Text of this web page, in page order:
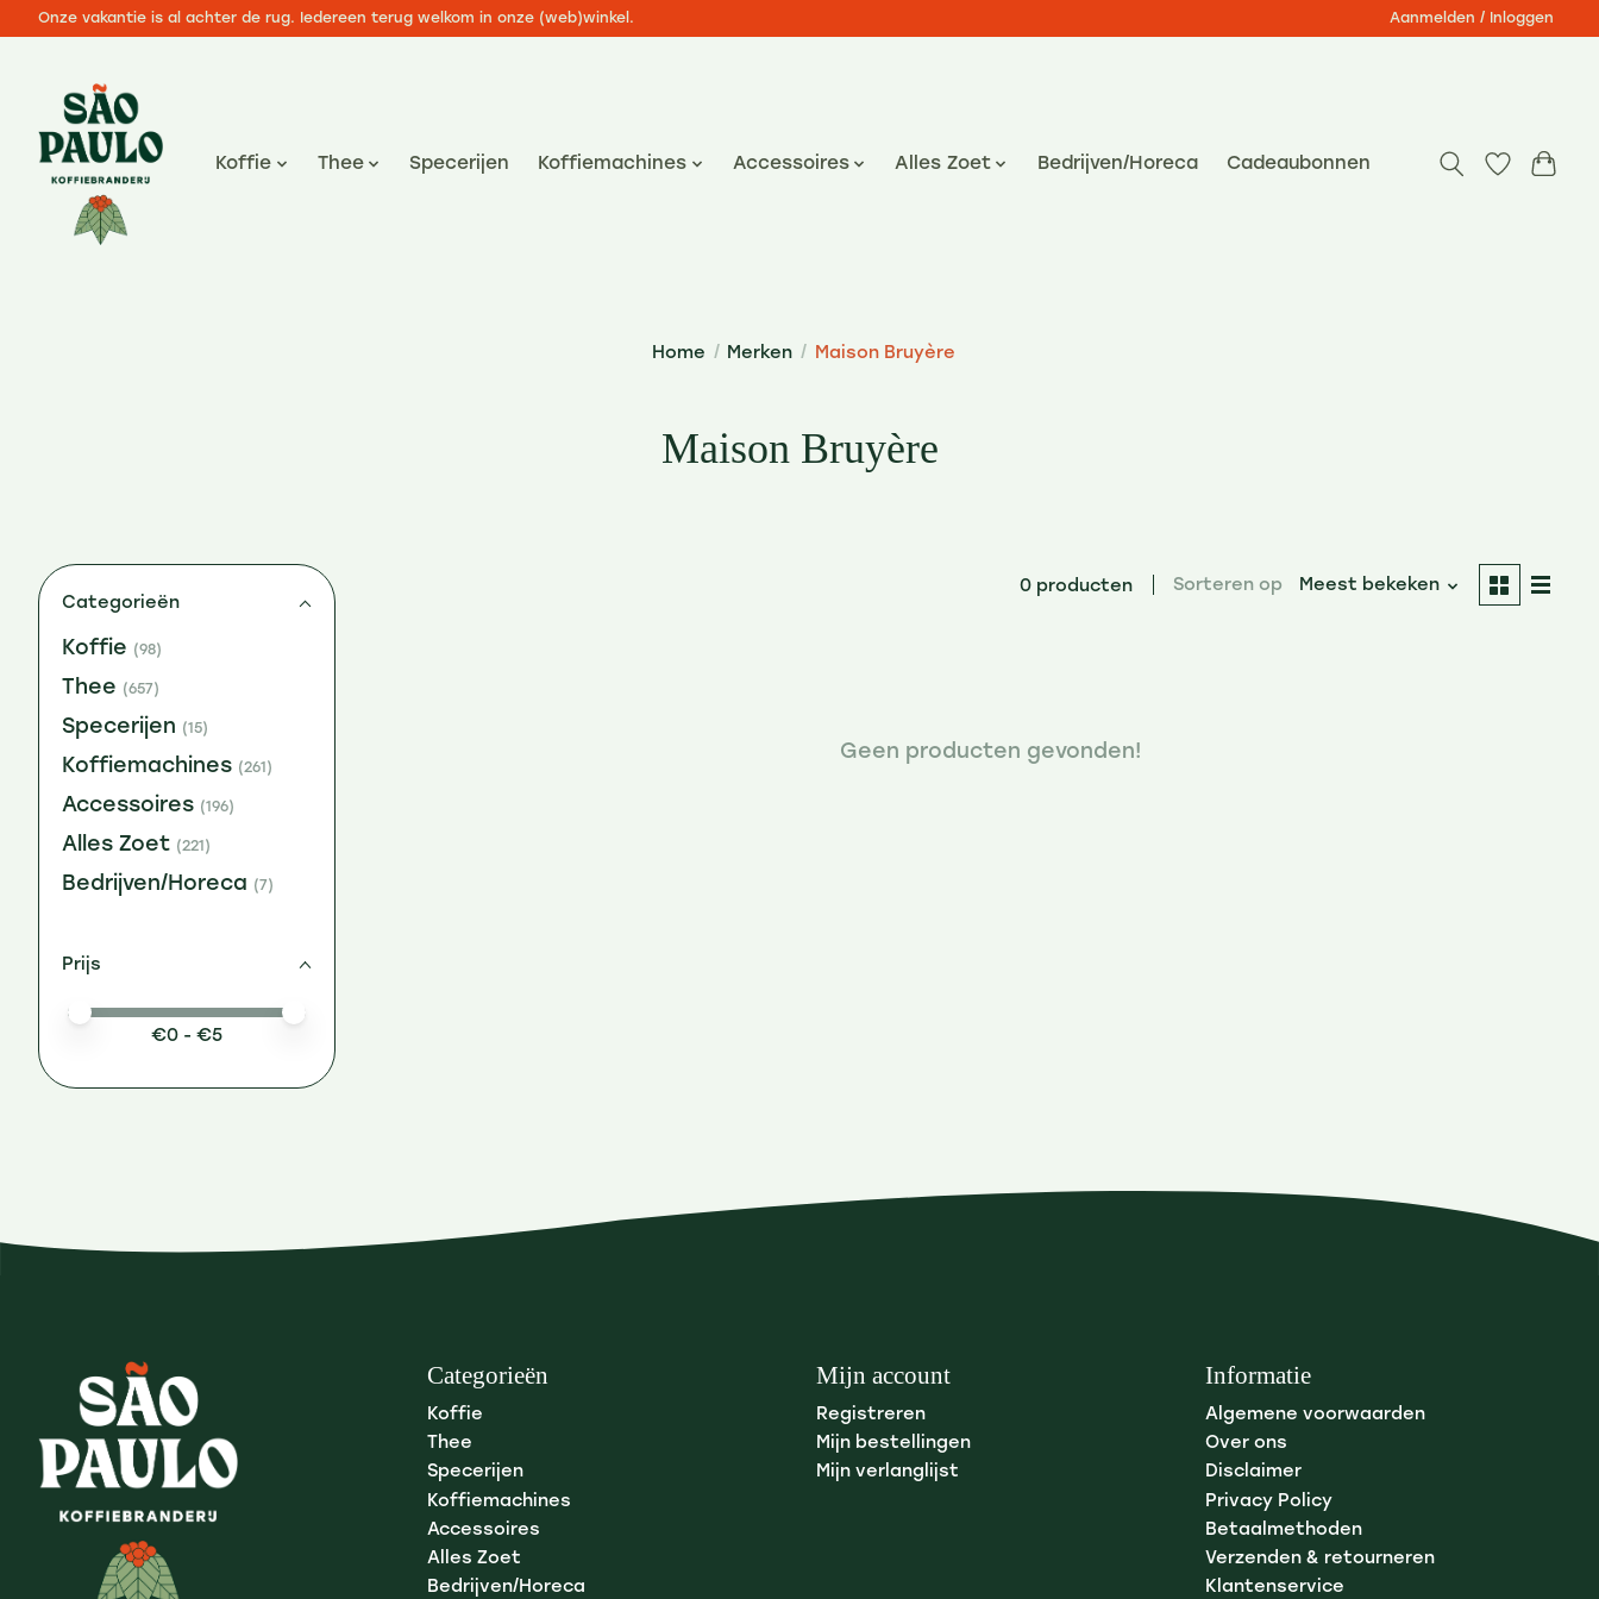
Onze vakantie is al achter de rug. Iedereen terug welkom in onze (web)winkel. Aanmelden / Inloggen
Koffie Thee Specerijen Koffiemachines Accessoires Alles Zoet Bedrijven/Horeca Cadeaubonnen
Home / Merken / Maison Bruyère
Maison Bruyère
Categorieën
Koffie (98)
Thee (657)
Specerijen (15)
Koffiemachines (261)
Accessoires (196)
Alles Zoet (221)
Bedrijven/Horeca (7)
Prijs
Minimale prijswaarde
Price maximum value
€0 - €5
0 producten Sorteren op Meest bekeken
Geen producten gevonden!
Categorieën
Koffie
Thee
Specerijen
Koffiemachines
Accessoires
Alles Zoet
Bedrijven/Horeca
Mijn account
Registreren
Mijn bestellingen
Mijn verlanglijst
Informatie
Algemene voorwaarden
Over ons
Disclaimer
Privacy Policy
Betaalmethoden
Verzenden & retourneren
Klantenservice